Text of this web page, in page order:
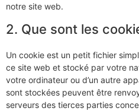
notre site web.
2. Que sont les
Un cookie est un petit fichier
ce site web et stocké par votre
votre ordinateur ou d’un autre
sont stockées peuvent être
serveurs des tierces parties